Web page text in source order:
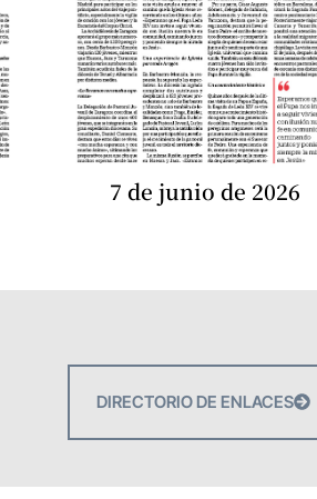
7 de junio de 2026
DIRECTORIO DE ENLACES